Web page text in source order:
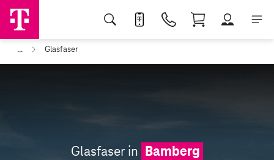
... Glasfaser
Glasfaser in Bamberg